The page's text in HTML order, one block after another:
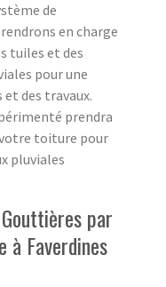
de
en charge
tuiles et des
pour une
des travaux.
prendra
toiture pour
pluviales
par
à Faverdines